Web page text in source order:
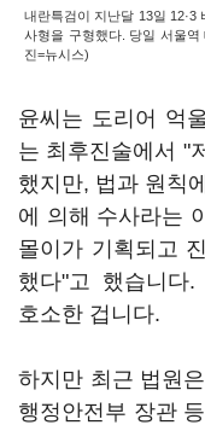
내란특검이 지난달 13일 12·3
사형을 구형했다. 당일 서울
진=뉴시스)
윤씨는 도리어 억
는 최후진술에서 "
했지만, 법과 원칙
에 의해 수사라는
몰이가 기획되고
했다"고 했습니다
호소한 겁니다.
하지만 최근 법원
행정안전부 장관